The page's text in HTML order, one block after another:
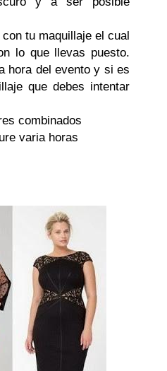
tu maquillaje el cual
lo que llevas puesto.
hora del evento y si es
que debes intentar
combinados
varia horas